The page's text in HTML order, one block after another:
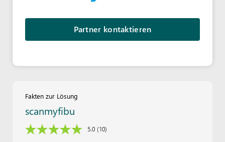
Partner kontaktieren
Fakten zur Lösung
scanmyfibu
5.0 (10)